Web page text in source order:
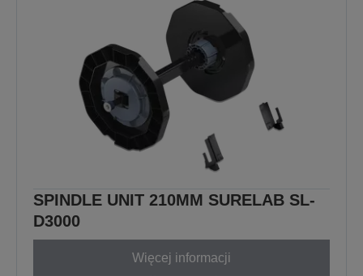
SPINDLE UNIT 210MM SURELAB SL-
D3000
Więcej informacji